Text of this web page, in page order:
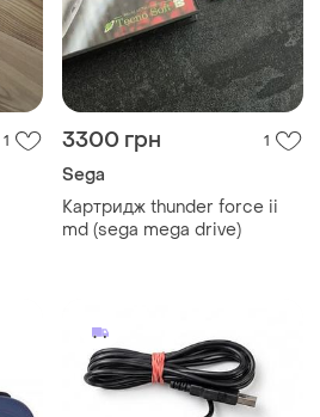
1 3300 грн 1
Sega
Картридж thunder force ii
md (sega mega drive)